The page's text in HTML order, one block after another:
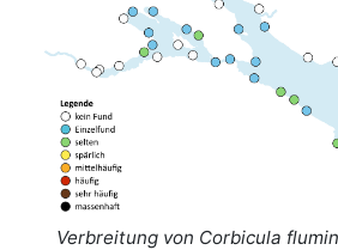
Verbreitung von Corbicula